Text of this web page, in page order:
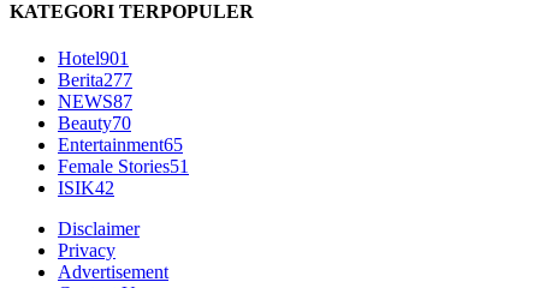
KATEGORI TERPOPULER
Hotel901
Berita277
NEWS87
Beauty70
Entertainment65
Female Stories51
ISIK42
Disclaimer
Privacy
Advertisement